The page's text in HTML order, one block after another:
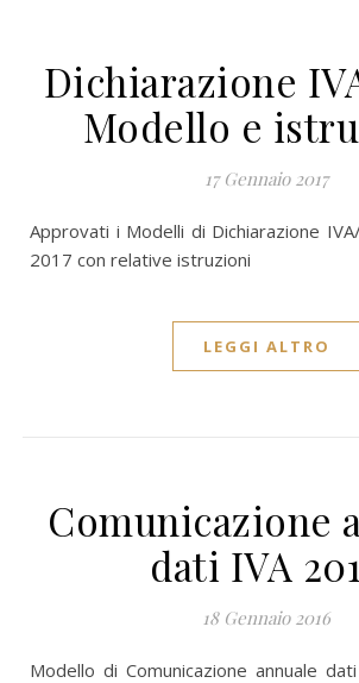
Dichiarazione
Modello e
17 Gennaio 2017
Approvati i Modelli di Dichiarazione IVA/2017 e IVA Base
2017 con relative istruzioni
LEGGI ALTRO
Comunicazione
dati IVA
18 Gennaio 2016
Modello di Comunicazione annuale dati IVA 2016 con le